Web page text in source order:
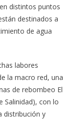
distintos puntos
destinados a
de agua
labores
la macro red, una
de rebombeo El
Salinidad), con lo
distribución y